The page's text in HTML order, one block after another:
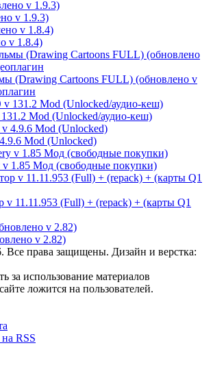
v 1.9.3)
v 1.8.4)
(Drawing Cartoons FULL) (обновлено v
Mod (Unlocked/аудио-кеш)
Mod (Unlocked)
v 1.85 Мод (свободные покупки)
v 11.11.953 (Full) + (repack) + (карты Q1
v 2.82)
Все права защищены. Дизайн и верстка:
за использование материалов
ложится на пользователей.
RSS